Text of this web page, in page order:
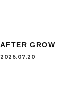
AFTER GROW
2026.07.20